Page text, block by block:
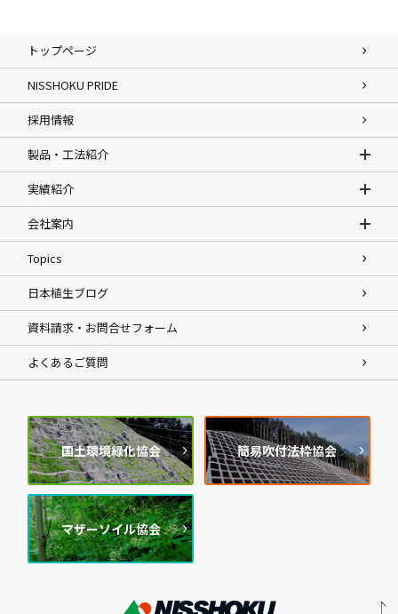
トップページ
NISSHOKU PRIDE
採用情報
製品・工法紹介
実績紹介
会社案内
Topics
日本植生ブログ
資料請求・お問合せフォーム
よくあるご質問
国土環境緑化協会 簡易吹付法枠協会
マザーソイル協会